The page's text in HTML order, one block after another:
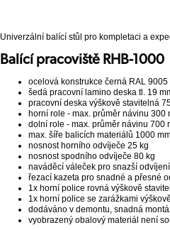
Univerzální balící stůl pro kompletaci a
Balící pracoviště RHB-1000
ocelová konstrukce černá RAL 9005
šedá pracovní lamino deska tl. 19
pracovní deska výškově stavitelná
horní role - max. průměr návinu 300
dolní role - max. průměr návinu 700
max. šíře balicích materiálů 1000
nosnost horního odvíječe 25 kg
nosnost spodního odvíječe 80 kg
naváděcí váleček pro snazší
řezací kazeta pro snadné a přesné
1x horní police rovná výškově
1x horní police se zarážkami
dodáváno v demontu, snadná
vyobrazený obalový materiál není